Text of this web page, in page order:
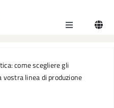
Toggle
come scegliere gli
linea di produzione